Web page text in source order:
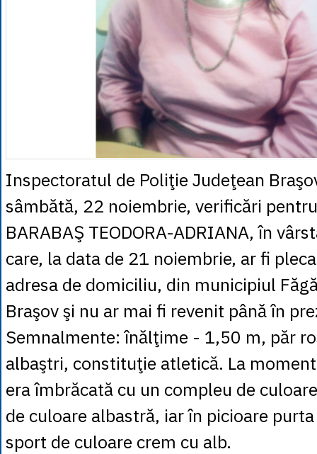
Inspectoratul de Poliţie Judeţean
sâmbătă, 22 noiembrie, verificări
BARABAŞ TEODORA-ADRIANA, în
care, la data de 21 noiembrie, ar fi
adresa de domiciliu, din municipiul
Braşov şi nu ar mai fi revenit până în
Semnalmente: înălţime - 1,50 m, păr
albaştri, constituţie atletică. La
era îmbrăcată cu un compleu de
de culoare albastră, iar în picioare
sport de culoare crem cu alb.